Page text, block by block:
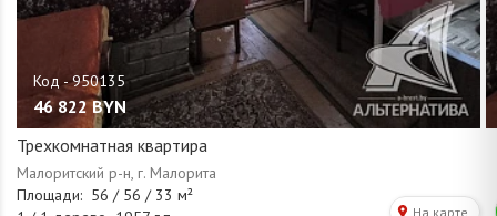
46 822 BYN
Трехкомнатная квартира